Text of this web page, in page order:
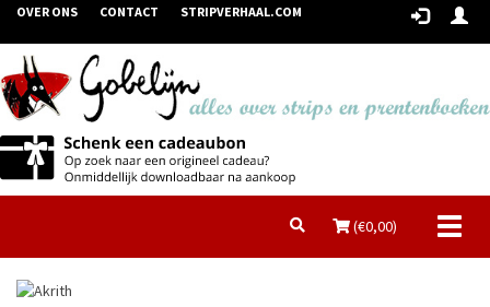
OVER ONS CONTACT STRIPVERHAAL.COM
(€0,00)